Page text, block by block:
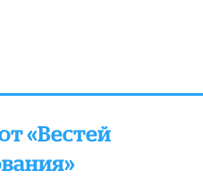
«Вестей